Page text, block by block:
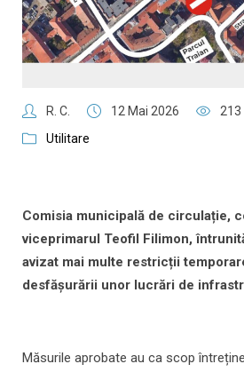
R. C. 12 Mai 2026 213
Utilitare
Comisia municipală de circulație,
viceprimarul Teofil Filimon,
avizat mai multe restricții
desfășurării unor lucrări de
Măsurile aprobate au ca scop